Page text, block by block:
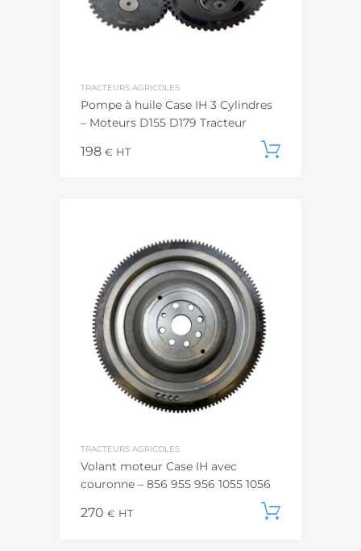
TRACTEURS AGRICOLES
Pompe à huile Case IH 3 Cylindres
– Moteurs D155 D179 Tracteur
198 € HT
TRACTEURS AGRICOLES
Volant moteur Case IH avec
couronne – 856 955 956 1055 1056
270 € HT